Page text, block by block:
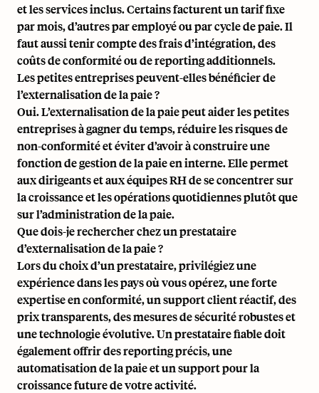
et les services inclus. Certains facturent un tarif fixe
par mois, d’autres par employé ou par cycle de paie. Il
faut aussi tenir compte des frais d’intégration, des
coûts de conformité ou de reporting additionnels.
Les petites entreprises peuvent-elles bénéficier de
l’externalisation de la paie ?
Oui. L’externalisation de la paie peut aider les petites
entreprises à gagner du temps, réduire les risques de
non-conformité et éviter d’avoir à construire une
fonction de gestion de la paie en interne. Elle permet
aux dirigeants et aux équipes RH de se concentrer sur
la croissance et les opérations quotidiennes plutôt que
sur l’administration de la paie.
Que dois-je rechercher chez un prestataire
d’externalisation de la paie ?
Lors du choix d’un prestataire, privilégiez une
expérience dans les pays où vous opérez, une forte
expertise en conformité, un support client réactif, des
prix transparents, des mesures de sécurité robustes et
une technologie évolutive. Un prestataire fiable doit
également offrir des reporting précis, une
automatisation de la paie et un support pour la
croissance future de votre activité.